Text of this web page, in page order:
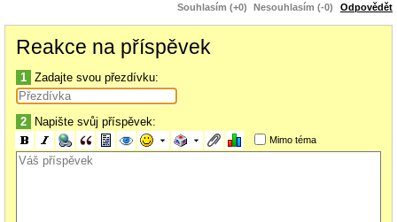
Souhlasím (+0) Nesouhlasím (-0) Odpovědět
Reakce na příspěvek
1 Zadajte svou přezdívku:
2 Napište svůj příspěvek:
Mimo téma